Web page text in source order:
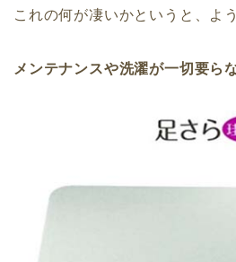
これの何が凄いかというと、よ
メンテナンスや洗濯が一切要ら